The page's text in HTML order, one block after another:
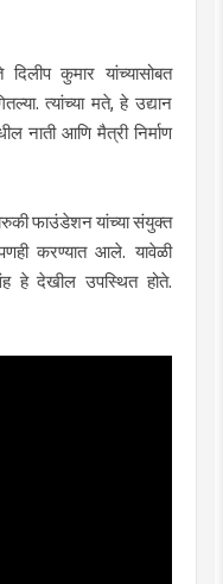
कुमार यांच्यासोबत
त्यांच्या मते, हे उद्यान
नाती आणि मैत्री निर्माण
फाउंडेशन यांच्या संयुक्त
करण्यात आले. यावेळी
हे देखील उपस्थित होते.